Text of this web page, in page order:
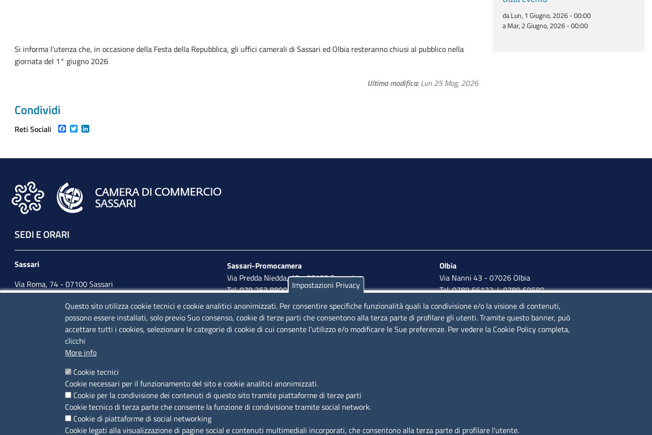
da Lun, 1 Giugno, 2026 - 00:00
a Mar, 2 Giugno, 2026 - 00:00
Si informa l'utenza che, in occasione della Festa della Repubblica, gli uffici camerali di Sassari ed Olbia resteranno chiusi al pubblico nella
giornata del 1° giugno 2026
Ultima modifica Lun 25 Mag, 2026
Condividi
Reti Sociali Facebook
Twitter
SEDI E ORARI
Sassari
Via Roma, 74 - 07100 Sassari
Tel. 079 2080274
lunedì - venerdì: 10,00 - 13,00; mercoledì pomeriggio:
Sassari-Promocamera
Via Predda Niedda, 18 - 07100 Sassari
Tel. 079 263 8800 | Fax 079 2638810
lunedì al venerdì: 10,00 - 13,00; mercoledì pomeriggio:
15,30 - 17,00
Olbia
Via Nanni 43 - 07026 Olbia
Tel. 0789 66122 | 0789 69580
mail:ufficio.olbia@ss.camcom.it
lunedì al venerdì: 9,00 - 12,00; lunedì pomeriggio: 16,00 -
17,00
Camera di Commercio, Industria, Artigianato e
Agricoltura di Sassari
cciaa@ss.legalmail.camcom.it
01047570906
Segnalazione di illecito
Amministrazione Trasparente
Dichiarazione di accessibilità
Impostazioni Privacy
Questo sito utilizza cookie tecnici e cookie analitici anonimizzati. Per consentire specifiche funzionalità quali la condivisione e/o la visione di contenuti,
possono essere installati, solo previo Suo consenso, cookie di terze parti che consentono alla terza parte di profilare gli utenti. Tramite questo banner, può
accettare tutti i cookies, selezionare le categorie di cookie di cui consente l’utilizzo e/o modificare le Sue preferenze. Per vedere la Cookie Policy completa,
clicchi
More info
Cookie tecnici
Cookie necessari per il funzionamento del sito e cookie analitici anonimizzati.
Cookie per la condivisione dei contenuti di questo sito tramite piattaforme di terze parti
Cookie tecnico di terza parte che consente la funzione di condivisione tramite social network.
Cookie di piattaforme di social networking
Cookie legati alla visualizzazione di pagine social e contenuti multimediali incorporati, che consentono alla terza parte di profilare l'utente.